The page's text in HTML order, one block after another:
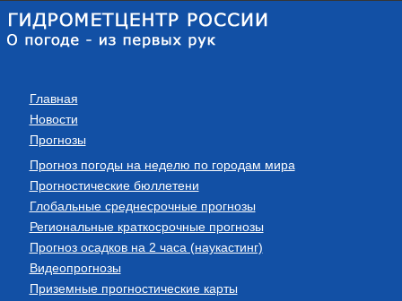
Главная
Новости
Прогнозы
Прогноз погоды на неделю по городам мира
Прогностические бюллетени
Глобальные среднесрочные прогнозы
Региональные краткосрочные прогнозы
Прогноз осадков на 2 часа (наукастинг)
Видеопрогнозы
Приземные прогностические карты